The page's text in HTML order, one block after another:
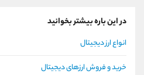
در این باره بیشتر بخوانید
انواع ارز دیجیتال
خرید و فروش ارزهای دیجیتال